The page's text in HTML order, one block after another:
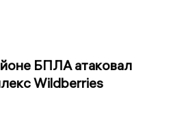
БПЛА атаковал
Wildberries